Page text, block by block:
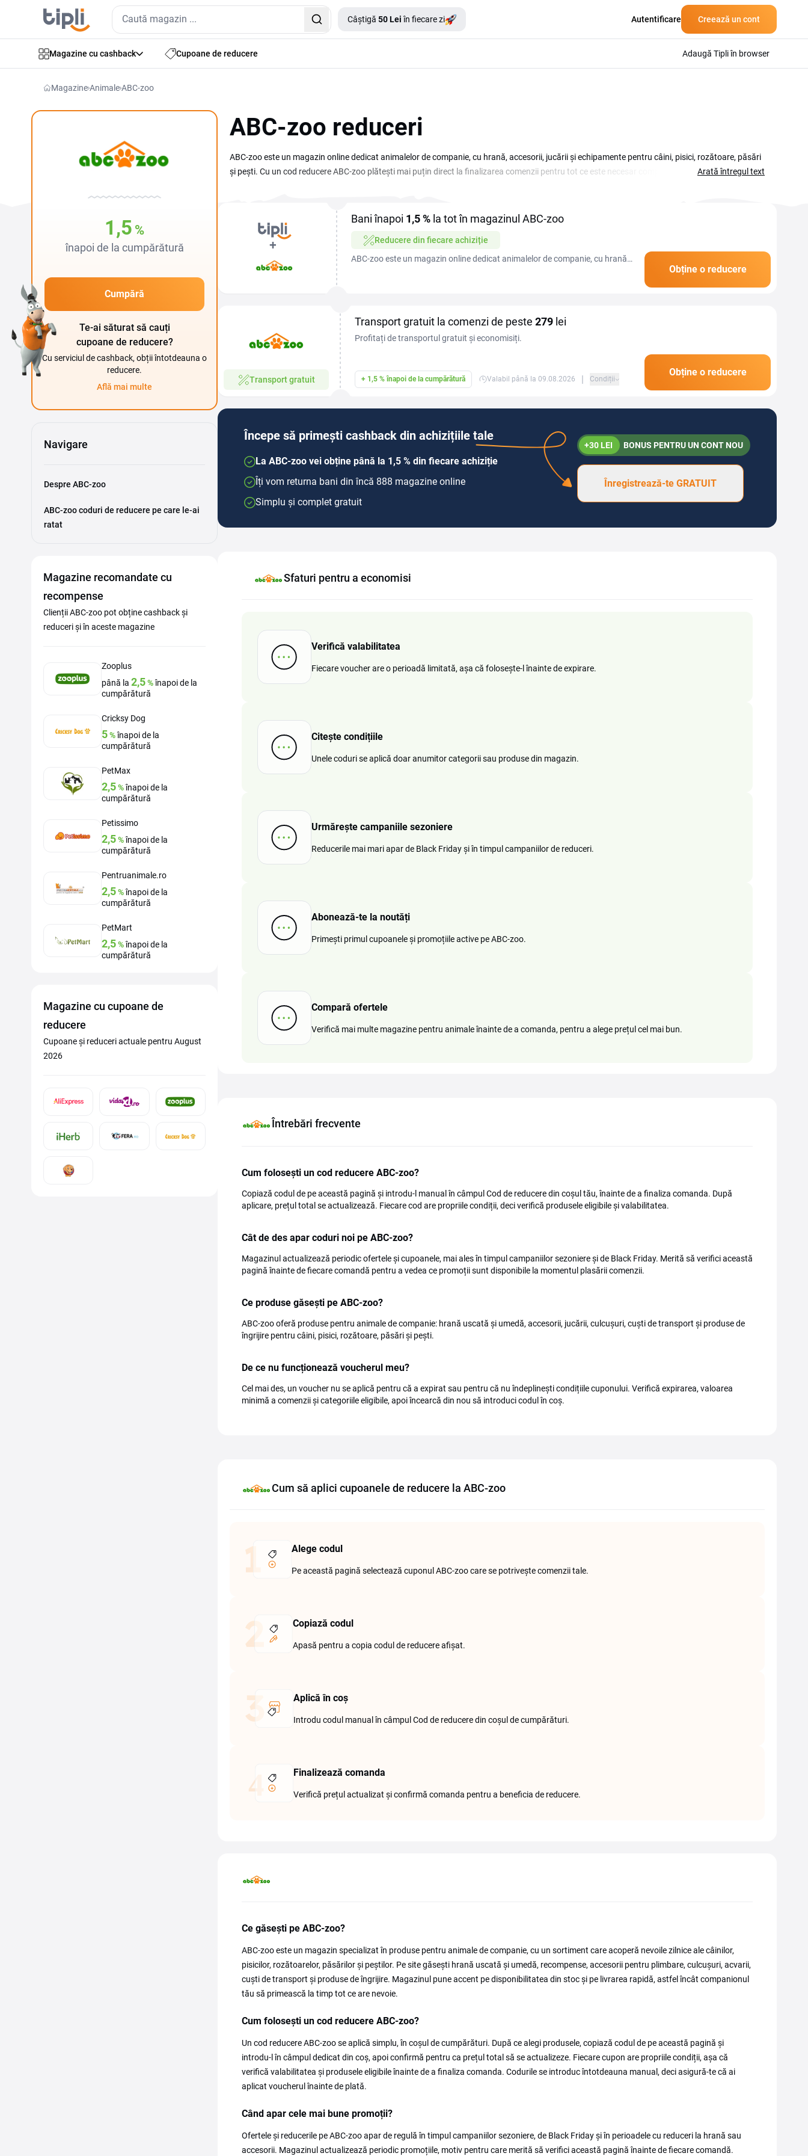
Câștigă 50 Lei în fiecare zi Autentificare Creează un cont
Magazine cu cashback Cupoane de reducere Adaugă Tipli în browser
MagazineAnimaleABC-zoo
1,5 %
înapoi de la cumpărătură
Cumpără
Te-ai săturat să cauți
cupoane de reducere?
Cu serviciul de cashback, obții întotdeauna o
reducere.
Află mai multe
Navigare
Despre ABC-zoo
ABC-zoo coduri de reducere pe care le-ai
ratat
Magazine recomandate cu
recompense
Clienții ABC-zoo pot obține cashback și
reduceri și în aceste magazine
Zooplus
până la 2,5%înapoi de la
cumpărătură
Cricksy Dog
5%înapoi de la
cumpărătură
PetMax
2,5%înapoi de la
cumpărătură
Petissimo
2,5%înapoi de la
cumpărătură
Pentruanimale.ro
2,5%înapoi de la
cumpărătură
PetMart
2,5%înapoi de la
cumpărătură
Magazine cu cupoane de
reducere
Cupoane și reduceri actuale pentru August
2026
ABC-zoo reduceri
ABC-zoo este un magazin online dedicat animalelor de companie, cu hrană, accesorii, jucării și echipamente pentru câini, pisici, rozătoare, păsări
și pești. Cu un cod reducere ABC-zoo plătești mai puțin direct la finalizarea comenzii pentru tot ce este necesar companionului tău, de la hrana
înainte de a-ți finaliza comanda.
Arată întregul text
Bani înapoi 1,5 % la tot în magazinul ABC-zoo
Reducere din fiecare achiziție
ABC-zoo este un magazin online dedicat animalelor de companie, cu hrană,
Obține o reducere
Transport gratuit
Transport gratuit la comenzi de peste 279 lei
Profitați de transportul gratuit și economisiți.
+ 1,5 % înapoi de la cumpărătură Valabil până la 09.08.2026 | Condiții
Obține o reducere
Începe să primești cashback din achizițiile tale
La ABC-zoo vei obține până la 1,5 % din fiecare achiziție
Îți vom returna bani din încă 888 magazine online
Simplu și complet gratuit
+30 LEI BONUS PENTRU UN CONT NOU
Înregistrează-te GRATUIT
Sfaturi pentru a economisi
Verifică valabilitatea
Fiecare voucher are o perioadă limitată, așa că folosește-l înainte de expirare.
Citește condițiile
Unele coduri se aplică doar anumitor categorii sau produse din magazin.
Urmărește campaniile sezoniere
Reducerile mai mari apar de Black Friday și în timpul campaniilor de reduceri.
Abonează-te la noutăți
Primești primul cupoanele și promoțiile active pe ABC-zoo.
Compară ofertele
Verifică mai multe magazine pentru animale înainte de a comanda, pentru a alege prețul cel mai bun.
Întrebări frecvente
Cum folosești un cod reducere ABC-zoo?
Copiază codul de pe această pagină și introdu-l manual în câmpul Cod de reducere din coșul tău, înainte de a finaliza comanda. După
aplicare, prețul total se actualizează. Fiecare cod are propriile condiții, deci verifică produsele eligibile și valabilitatea.
Cât de des apar coduri noi pe ABC-zoo?
Magazinul actualizează periodic ofertele și cupoanele, mai ales în timpul campaniilor sezoniere și de Black Friday. Merită să verifici această
pagină înainte de fiecare comandă pentru a vedea ce promoții sunt disponibile la momentul plasării comenzii.
Ce produse găsești pe ABC-zoo?
ABC-zoo oferă produse pentru animale de companie: hrană uscată și umedă, accesorii, jucării, culcușuri, cuști de transport și produse de
îngrijire pentru câini, pisici, rozătoare, păsări și pești.
De ce nu funcționează voucherul meu?
Cel mai des, un voucher nu se aplică pentru că a expirat sau pentru că nu îndeplinești condițiile cuponului. Verifică expirarea, valoarea
minimă a comenzii și categoriile eligibile, apoi încearcă din nou să introduci codul în coș.
Cum să aplici cupoanele de reducere la ABC-zoo
Alege codul
Pe această pagină selectează cuponul ABC-zoo care se potrivește comenzii tale.
Copiază codul
Apasă pentru a copia codul de reducere afișat.
Aplică în coș
Introdu codul manual în câmpul Cod de reducere din coșul de cumpărături.
Finalizează comanda
Verifică prețul actualizat și confirmă comanda pentru a beneficia de reducere.
Ce găsești pe ABC-zoo?
ABC-zoo este un magazin specializat în produse pentru animale de companie, cu un sortiment care acoperă nevoile zilnice ale câinilor,
pisicilor, rozătoarelor, păsărilor și peștilor. Pe site găsești hrană uscată și umedă, recompense, accesorii pentru plimbare, culcușuri, acvarii,
cuști de transport și produse de îngrijire. Magazinul pune accent pe disponibilitatea din stoc și pe livrarea rapidă, astfel încât companionul
tău să primească la timp tot ce are nevoie.
Cum folosești un cod reducere ABC-zoo?
Un cod reducere ABC-zoo se aplică simplu, în coșul de cumpărături. După ce alegi produsele, copiază codul de pe această pagină și
introdu-l în câmpul dedicat din coș, apoi confirmă pentru ca prețul total să se actualizeze. Fiecare cupon are propriile condiții, așa că
verifică valabilitatea și produsele eligibile înainte de a finaliza comanda. Codurile se introduc întotdeauna manual, deci asigură-te că ai
aplicat voucherul înainte de plată.
Când apar cele mai bune promoții?
Ofertele și reducerile pe ABC-zoo apar de regulă în timpul campaniilor sezoniere, de Black Friday și în perioadele cu reduceri la hrană sau
accesorii. Magazinul actualizează periodic promoțiile, motiv pentru care merită să verifici această pagină înainte de fiecare comandă.